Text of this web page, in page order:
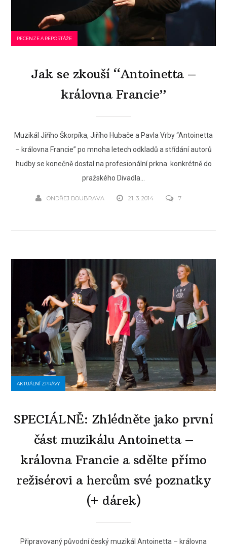
RECENZE A REPORTÁŽE
Jak se zkouší “Antoinetta –
královna Francie”
Muzikál Jiřího Škorpíka, Jiřího Hubače a Pavla Vrby “Antoinetta
– královna Francie” po mnoha letech odkladů a střídání autorů
hudby se konečně dostal na profesionální prkna. konkrétně do
pražského Divadla...
ONDŘEJ DOUBRAVA 21. 3. 2014 7
AKTUÁLNÍ ZPRÁVY
SPECIÁLNĚ: Zhlédněte jako první
část muzikálu Antoinetta –
královna Francie a sdělte přímo
režisérovi a hercům své poznatky
(+ dárek)
Připravovaný původní český muzikál Antoinetta – královna